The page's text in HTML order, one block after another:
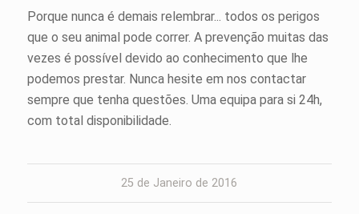
Porque nunca é demais relembrar... todos os perigos
que o seu animal pode correr. A prevenção muitas das
vezes é possível devido ao conhecimento que lhe
podemos prestar. Nunca hesite em nos contactar
sempre que tenha questões. Uma equipa para si 24h,
com total disponibilidade.
25 de Janeiro de 2016